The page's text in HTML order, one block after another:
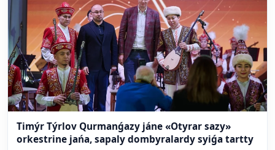
Timýr Týrlov Qurmanǵazy jáne «Otyrar sazy»
orkestrine jańa, sapaly dombyralardy syiǵa tartty